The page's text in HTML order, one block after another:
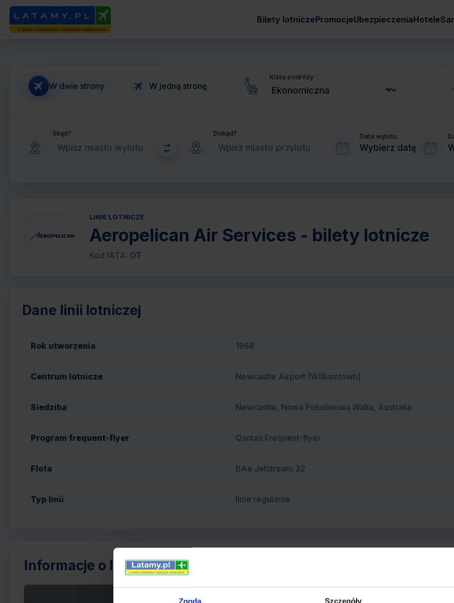
Zgoda Szczegóły
Bilety lotniczePromocjeUbezpieczeniaHotele
W dwie strony W jedną stronę
Klasa podróży
Skąd? Dokąd? Data wylotu
Wybierz datę
LINIE LOTNICZE
Aeropelican Air Services - bilety lotnicze
Kod IATA: OT
Dane linii lotniczej
Rok utworzenia 1968
Centrum lotnicze Newcastle Airport (Williamtown)
Siedziba Newcastle, Nowa Południowa Walia, Australia
Program frequent-flyer Qantas Frequent-flyer
Flota BAe Jetstream 32
Typ linii linie regularne
Informacje o linii Aeropelican Air Services
Aeropelican Air Services Pty Ltd to regionalne linie